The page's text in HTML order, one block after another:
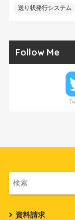
送り状発行システム
Follow Me
資料請求